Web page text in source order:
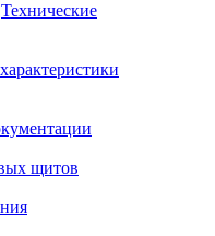
Технические
щитов